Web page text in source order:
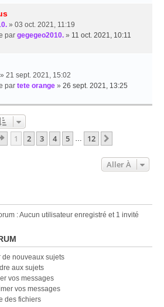
» 03 oct. 2021, 11:19
par gegegeo2010. » 11 oct. 2021, 10:11
» 21 sept. 2021, 15:02
par tete orange » 26 sept. 2021, 13:25
Page 1Sur
1 2 3 4 5 12
Aller À
: Aucun utilisateur enregistré et 1 invité
de nouveaux sujets
aux sujets
vos messages
vos messages
des fichiers